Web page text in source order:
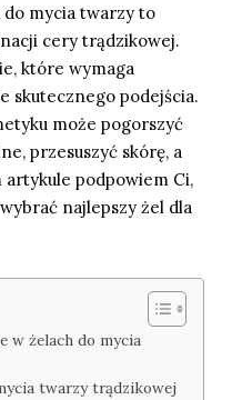
mycia twarzy to
cery trądzikowej.
które wymaga
skutecznego podejścia.
może pogorszyć
przesuszyć skórę, a
podpowiem Ci,
najlepszy żel dla
w żelach do mycia
twarzy trądzikowej